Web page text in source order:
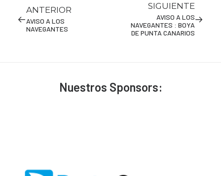
ANTERIOR
AVISO A LOS
NAVEGANTES
SIGUIENTE
AVISO A LOS
NAVEGANTES : BOYA
DE PUNTA CANARIOS
Nuestros Sponsors: